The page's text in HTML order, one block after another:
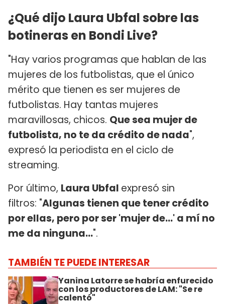
¿Qué dijo Laura Ubfal sobre las
botineras en Bondi Live?
"Hay varios programas que hablan de las
mujeres de los futbolistas, que el único
mérito que tienen es ser mujeres de
futbolistas. Hay tantas mujeres
maravillosas, chicos. Que sea mujer de
futbolista, no te da crédito de nada",
expresó la periodista en el ciclo de
streaming.
Por último, Laura Ubfal expresó sin
filtros: "Algunas tienen que tener crédito
por ellas, pero por ser 'mujer de...' a mí no
me da ninguna...".
TAMBIÉN TE PUEDE INTERESAR
Yanina Latorre se habría enfurecido
con los productores de LAM: "Se re
calentó"